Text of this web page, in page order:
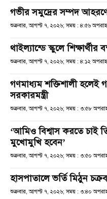
গভীর সমুদ্রের সম্পদ আহরণের
শুক্রবার, আগস্ট ৭, ২০২৬; সময় : ৪:৫৬
থাইল্যান্ডে স্কুলে
শুক্রবার, আগস্ট ৭, ২০২৬; সময় : ৪:১২
গণমাধ্যম শক্তিশালী হলেই
সরকারমন্ত্রী
শুক্রবার, আগস্ট ৭, ২০২৬; সময় : ৩:৫৮
‘আমিও বিশ্বাস করতে চাই
মুখোমুখি হবেন’
শুক্রবার, আগস্ট ৭, ২০২৬; সময় : ৩:৫০
হাসপাতালে ভর্তি মিঠুন
শুক্রবার, আগস্ট ৭, ২০২৬; সময় : ৩:৪০